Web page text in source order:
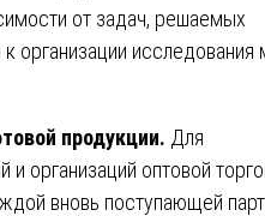
от задач, решаемых
организации исследования
продукции. Для
организаций оптовой
вновь поступающей